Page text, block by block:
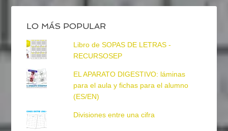
LO MÁS POPULAR
Libro de SOPAS DE LETRAS -
RECURSOSEP
EL APARATO DIGESTIVO: láminas
para el aula y fichas para el alumno
(ES/EN)
Divisiones entre una cifra